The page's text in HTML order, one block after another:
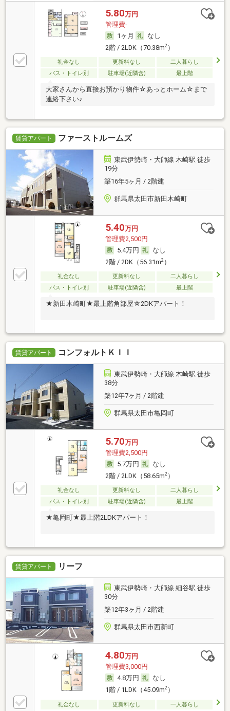
5.80万円
管理費-
1ヶ月
なし
2階 / 2LDK（70.38m2）
礼金なし 更新料なし
二人暮らし
バス・トイレ別
駐車場(近隣含) 最上階
大家さんから直接お預かり物件☆あっとホーム☆まで
連絡下さい♪
賃貸アパート ファーストルームズ
東武伊勢崎・大師線 木崎駅 徒歩
19分
築16年5ヶ月 / 2階建
群馬県太田市新田木崎町
5.40万円
管理費2,500円
5.4万円
なし
2階 / 2DK（56.31m2）
礼金なし 更新料なし
二人暮らし
バス・トイレ別
駐車場(近隣含) 最上階
★新田木崎町★最上階角部屋☆2DKアパート！
賃貸アパート コンフォルトＫＩＩ
東武伊勢崎・大師線 木崎駅 徒歩
38分
築12年7ヶ月 / 2階建
群馬県太田市亀岡町
5.70万円
管理費2,500円
5.7万円
なし
2階 / 2LDK（58.65m2）
礼金なし 更新料なし
二人暮らし
バス・トイレ別
駐車場(近隣含) 最上階
★亀岡町★最上階2LDKアパート！
賃貸アパート リーフ
東武伊勢崎・大師線 細谷駅 徒歩
30分
築12年3ヶ月 / 2階建
群馬県太田市西新町
4.80万円
管理費3,000円
4.8万円
なし
1階 / 1LDK（45.09m2）
礼金なし 更新料なし
一人暮らし